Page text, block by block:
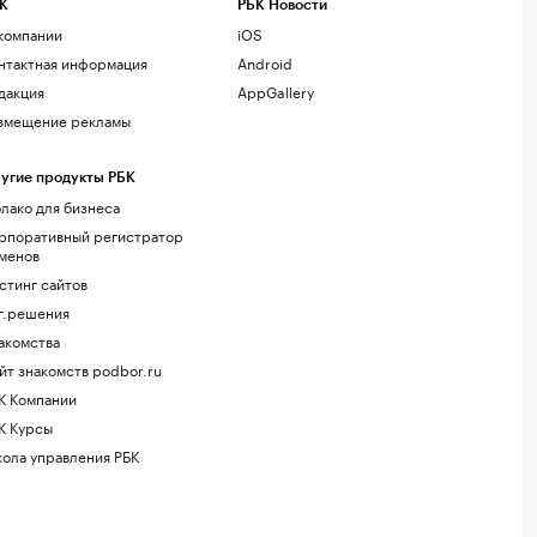
информация
рекламы
продукты РБК
для бизнеса
регистратор
сайтов
знакомств podbor.ru
Компании
Курсы
управления РБК
РБК Новости
iOS
Android
AppGallery